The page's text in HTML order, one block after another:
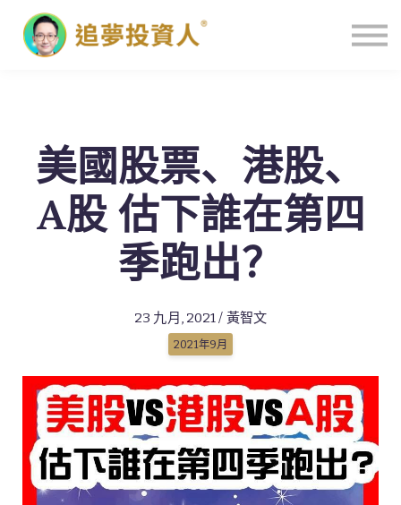
主頁
美國股票、港股、
A股 估下誰在第四
季跑出？
23 九月, 2021 / 黃智文
2021年9月